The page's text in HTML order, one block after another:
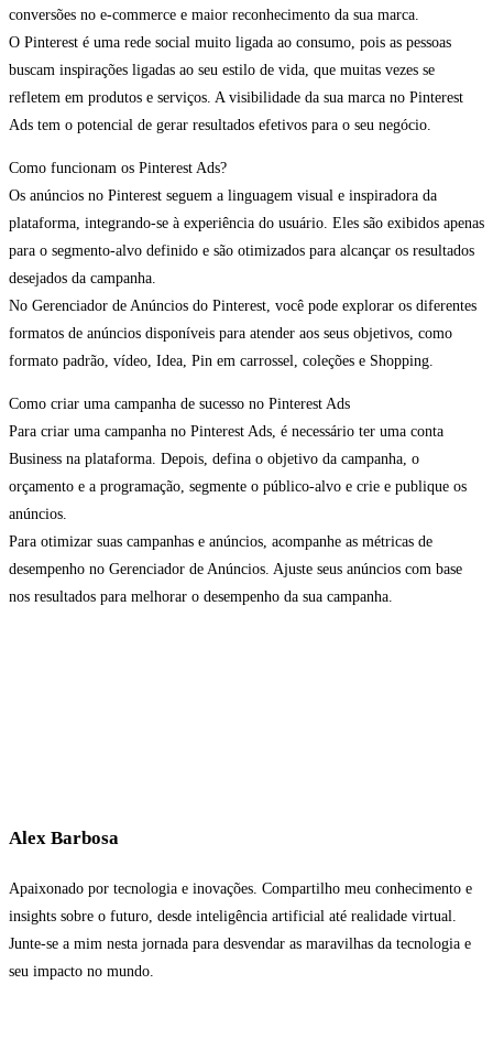
conversões no e-commerce e maior reconhecimento da sua marca.
O Pinterest é uma rede social muito ligada ao consumo, pois as pessoas
buscam inspirações ligadas ao seu estilo de vida, que muitas vezes se
refletem em produtos e serviços. A visibilidade da sua marca no Pinterest
Ads tem o potencial de gerar resultados efetivos para o seu negócio.
Como funcionam os Pinterest Ads?
Os anúncios no Pinterest seguem a linguagem visual e inspiradora da
plataforma, integrando-se à experiência do usuário. Eles são exibidos apenas
para o segmento-alvo definido e são otimizados para alcançar os resultados
desejados da campanha.
No Gerenciador de Anúncios do Pinterest, você pode explorar os diferentes
formatos de anúncios disponíveis para atender aos seus objetivos, como
formato padrão, vídeo, Idea, Pin em carrossel, coleções e Shopping.
Como criar uma campanha de sucesso no Pinterest Ads
Para criar uma campanha no Pinterest Ads, é necessário ter uma conta
Business na plataforma. Depois, defina o objetivo da campanha, o
orçamento e a programação, segmente o público-alvo e crie e publique os
anúncios.
Para otimizar suas campanhas e anúncios, acompanhe as métricas de
desempenho no Gerenciador de Anúncios. Ajuste seus anúncios com base
nos resultados para melhorar o desempenho da sua campanha.
Alex Barbosa
Apaixonado por tecnologia e inovações. Compartilho meu conhecimento e
insights sobre o futuro, desde inteligência artificial até realidade virtual.
Junte-se a mim nesta jornada para desvendar as maravilhas da tecnologia e
seu impacto no mundo.